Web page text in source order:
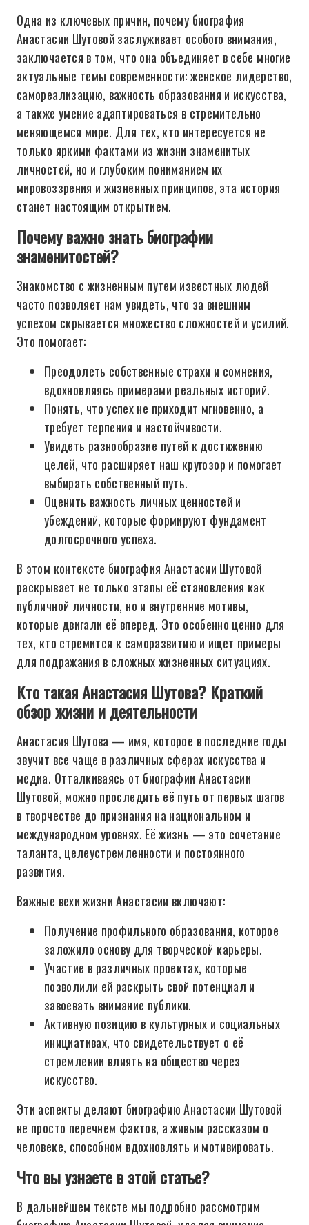
Одна из ключевых причин, почему биография
Анастасии Шутовой заслуживает особого внимания,
заключается в том, что она объединяет в себе многие
актуальные темы современности: женское лидерство,
самореализацию, важность образования и искусства,
а также умение адаптироваться в стремительно
меняющемся мире. Для тех, кто интересуется не
только яркими фактами из жизни знаменитых
личностей, но и глубоким пониманием их
мировоззрения и жизненных принципов, эта история
станет настоящим открытием.
Почему важно знать биографии
знаменитостей?
Знакомство с жизненным путем известных людей
часто позволяет нам увидеть, что за внешним
успехом скрывается множество сложностей и усилий.
Это помогает:
Преодолеть собственные страхи и сомнения,
вдохновляясь примерами реальных историй.
Понять, что успех не приходит мгновенно, а
требует терпения и настойчивости.
Увидеть разнообразие путей к достижению
целей, что расширяет наш кругозор и помогает
выбирать собственный путь.
Оценить важность личных ценностей и
убеждений, которые формируют фундамент
долгосрочного успеха.
В этом контексте биография Анастасии Шутовой
раскрывает не только этапы её становления как
публичной личности, но и внутренние мотивы,
которые двигали её вперед. Это особенно ценно для
тех, кто стремится к саморазвитию и ищет примеры
для подражания в сложных жизненных ситуациях.
Кто такая Анастасия Шутова? Краткий
обзор жизни и деятельности
Анастасия Шутова — имя, которое в последние годы
звучит все чаще в различных сферах искусства и
медиа. Отталкиваясь от биографии Анастасии
Шутовой, можно проследить её путь от первых шагов
в творчестве до признания на национальном и
международном уровнях. Её жизнь — это сочетание
таланта, целеустремленности и постоянного
развития.
Важные вехи жизни Анастасии включают:
Получение профильного образования, которое
заложило основу для творческой карьеры.
Участие в различных проектах, которые
позволили ей раскрыть свой потенциал и
завоевать внимание публики.
Активную позицию в культурных и социальных
инициативах, что свидетельствует о её
стремлении влиять на общество через
искусство.
Эти аспекты делают биографию Анастасии Шутовой
не просто перечнем фактов, а живым рассказом о
человеке, способном вдохновлять и мотивировать.
Что вы узнаете в этой статье?
В дальнейшем тексте мы подробно рассмотрим